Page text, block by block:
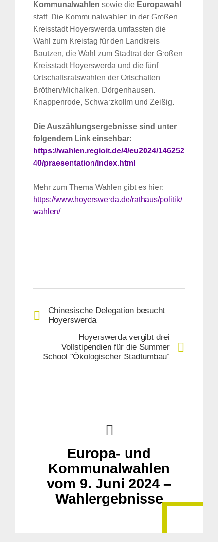
Kommunalwahlen sowie die Europawahl
statt. Die Kommunalwahlen in der Großen
Kreisstadt Hoyerswerda umfassten die
Wahl zum Kreistag für den Landkreis
Bautzen, die Wahl zum Stadtrat der Großen
Kreisstadt Hoyerswerda und die fünf
Ortschaftsratswahlen der Ortschaften
Bröthen/Michalken, Dörgenhausen,
Knappenrode, Schwarzkollm und Zeißig.
Die Auszählungsergebnisse sind unter
folgendem Link einsehbar:
https://wahlen.regioit.de/4/eu2024/146252
40/praesentation/index.html
Mehr zum Thema Wahlen gibt es hier:
https://www.hoyerswerda.de/rathaus/politik/
wahlen/
Chinesische Delegation besucht
Hoyerswerda
Hoyerswerda vergibt drei
Vollstipendien für die Summer
School "Ökologischer Stadtumbau“
Europa- und
Kommunalwahlen
vom 9. Juni 2024 –
Wahlergebnisse